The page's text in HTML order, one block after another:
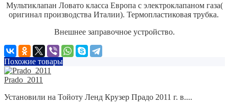
Мультиклапан Ловато класса Европа с электроклапаном газа(
оригинал производства Италии). Термопластиковая трубка.
Внешнее заправочное устройство.
Похожие товары
Prado_2011
Установили на Тойоту Ленд Крузер Прадо 2011 г. в....